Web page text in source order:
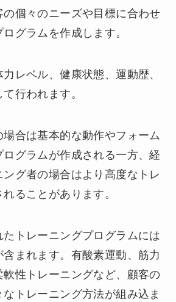
の個々のニーズや目標に合わせ
グラムを作成します。
レベル、健康状態、運動歴、
行われます。
合は基本的な動作やフォーム
グラムが作成される一方、経
グ者の場合はより高度なトレ
ることがあります。
たトレーニングプログラムには
まれます。有酸素運動、筋力
軟性トレーニングなど、顧客の
トレーニング方法が組み込ま